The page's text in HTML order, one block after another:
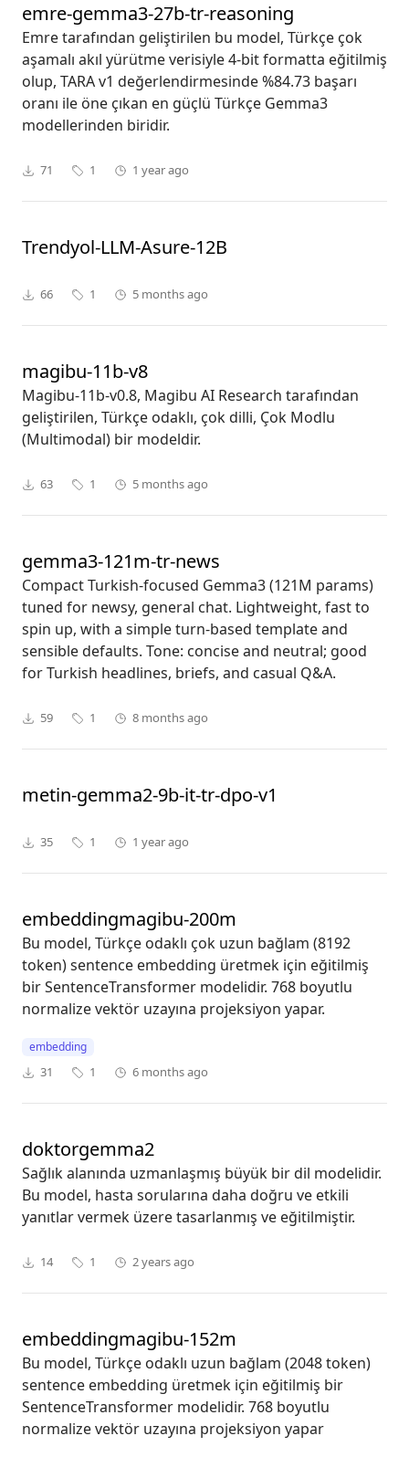
emre-gemma3-27b-tr-reasoning
Emre tarafından geliştirilen bu model, Türkçe çok
aşamalı akıl yürütme verisiyle 4-bit formatta eğitilmiş
olup, TARA v1 değerlendirmesinde %84.73 başarı
oranı ile öne çıkan en güçlü Türkçe Gemma3
modellerinden biridir.
71 1 1 year ago
Trendyol-LLM-Asure-12B
66 1 5 months ago
magibu-11b-v8
Magibu-11b-v0.8, Magibu AI Research tarafından
geliştirilen, Türkçe odaklı, çok dilli, Çok Modlu
(Multimodal) bir modeldir.
63 1 5 months ago
gemma3-121m-tr-news
Compact Turkish-focused Gemma3 (121M params)
tuned for newsy, general chat. Lightweight, fast to
spin up, with a simple turn-based template and
sensible defaults. Tone: concise and neutral; good
for Turkish headlines, briefs, and casual Q&A.
59 1 8 months ago
metin-gemma2-9b-it-tr-dpo-v1
35 1 1 year ago
embeddingmagibu-200m
Bu model, Türkçe odaklı çok uzun bağlam (8192
token) sentence embedding üretmek için eğitilmiş
bir SentenceTransformer modelidir. 768 boyutlu
normalize vektör uzayına projeksiyon yapar.
embedding
31 1 6 months ago
doktorgemma2
Sağlık alanında uzmanlaşmış büyük bir dil modelidir.
Bu model, hasta sorularına daha doğru ve etkili
yanıtlar vermek üzere tasarlanmış ve eğitilmiştir.
14 1 2 years ago
embeddingmagibu-152m
Bu model, Türkçe odaklı uzun bağlam (2048 token)
sentence embedding üretmek için eğitilmiş bir
SentenceTransformer modelidir. 768 boyutlu
normalize vektör uzayına projeksiyon yapar